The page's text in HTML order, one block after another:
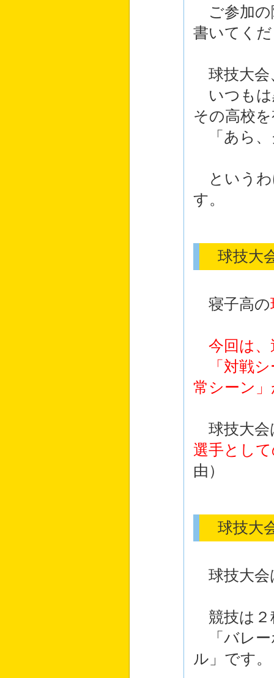
ご参加の
書いてく
球技大会
いつもは
その高校
「あら、
というわ
す。
球技大
寝子高の
今回は
「対戦シ
常シーン
球技大会
選手とし
由）
球技大
球技大会
競技は２
「バレー
ル」です。